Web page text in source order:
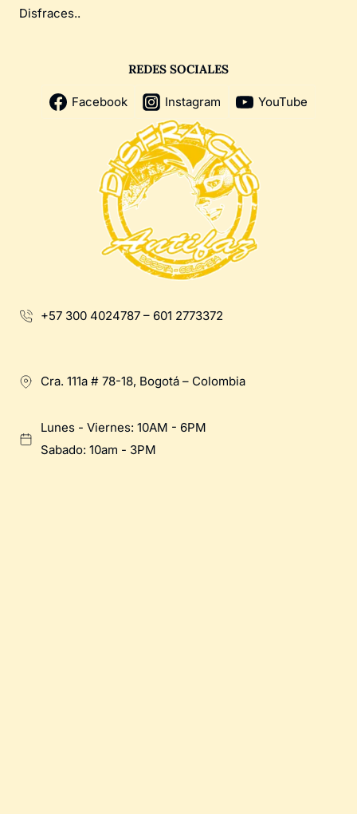
Disfraces..
REDES SOCIALES
Facebook Instagram YouTube
+57 300 4024787 – 601 2773372
Cra. 111a # 78-18, Bogotá – Colombia
Lunes - Viernes: 10AM - 6PM
Sabado: 10am - 3PM